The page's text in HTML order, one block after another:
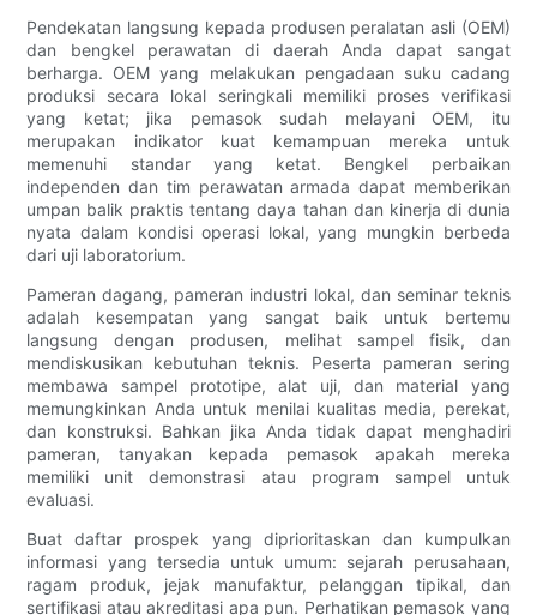
Pendekatan langsung kepada produsen peralatan asli (OEM)
dan bengkel perawatan di daerah Anda dapat sangat
berharga. OEM yang melakukan pengadaan suku cadang
produksi secara lokal seringkali memiliki proses verifikasi
yang ketat; jika pemasok sudah melayani OEM, itu
merupakan indikator kuat kemampuan mereka untuk
memenuhi standar yang ketat. Bengkel perbaikan
independen dan tim perawatan armada dapat memberikan
umpan balik praktis tentang daya tahan dan kinerja di dunia
nyata dalam kondisi operasi lokal, yang mungkin berbeda
dari uji laboratorium.
Pameran dagang, pameran industri lokal, dan seminar teknis
adalah kesempatan yang sangat baik untuk bertemu
langsung dengan produsen, melihat sampel fisik, dan
mendiskusikan kebutuhan teknis. Peserta pameran sering
membawa sampel prototipe, alat uji, dan material yang
memungkinkan Anda untuk menilai kualitas media, perekat,
dan konstruksi. Bahkan jika Anda tidak dapat menghadiri
pameran, tanyakan kepada pemasok apakah mereka
memiliki unit demonstrasi atau program sampel untuk
evaluasi.
Buat daftar prospek yang diprioritaskan dan kumpulkan
informasi yang tersedia untuk umum: sejarah perusahaan,
ragam produk, jejak manufaktur, pelanggan tipikal, dan
sertifikasi atau akreditasi apa pun. Perhatikan pemasok yang